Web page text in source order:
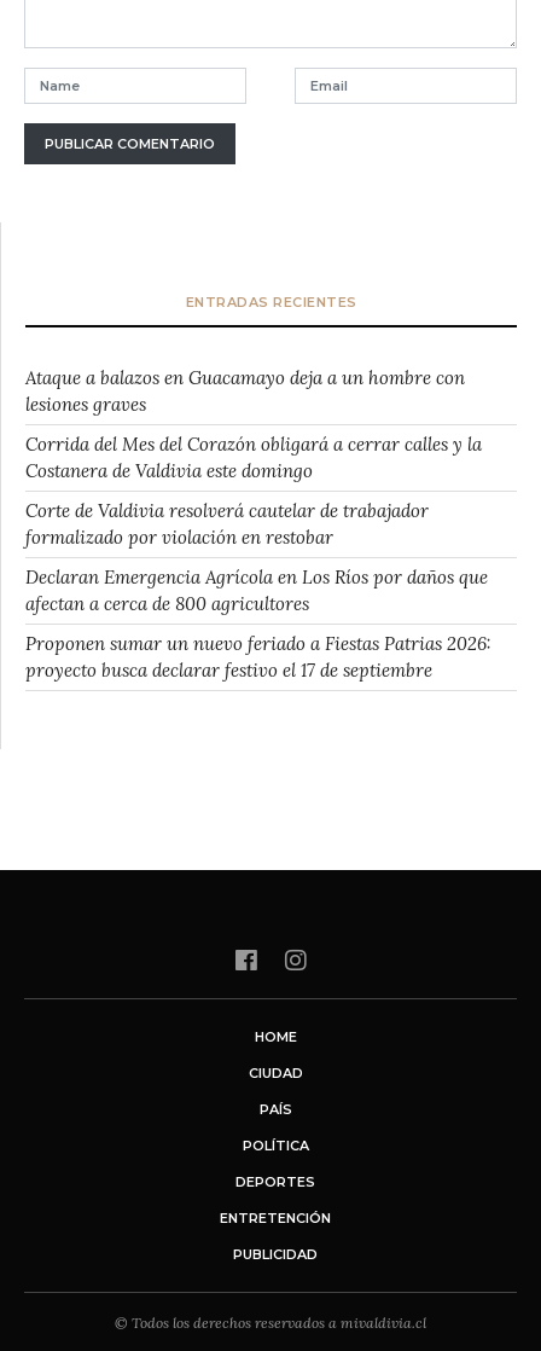
ENTRADAS RECIENTES
Ataque a balazos en Guacamayo deja a un hombre con
lesiones graves
Corrida del Mes del Corazón obligará a cerrar calles y la
Costanera de Valdivia este domingo
Corte de Valdivia resolverá cautelar de trabajador
formalizado por violación en restobar
Declaran Emergencia Agrícola en Los Ríos por daños que
afectan a cerca de 800 agricultores
Proponen sumar un nuevo feriado a Fiestas Patrias 2026:
proyecto busca declarar festivo el 17 de septiembre
HOME
CIUDAD
PAÍS
POLÍTICA
DEPORTES
ENTRETENCIÓN
PUBLICIDAD
© Todos los derechos reservados a mivaldivia.cl